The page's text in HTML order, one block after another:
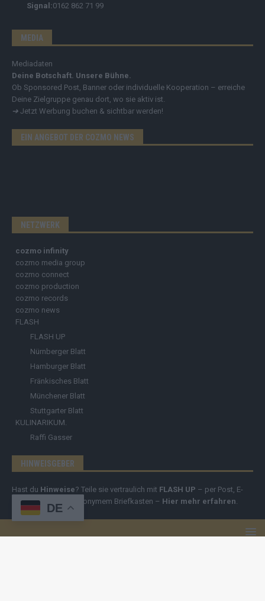
Signal:0162 862 71 99
MEDIA
Mediadaten
Deine Botschaft. Unsere Bühne.
Ob Sponsored Post, Banner oder individuelle Kooperation – erreiche
Deine Zielgruppe genau dort, wo sie aktiv ist.
➔ Jetzt Werbung buchen & sichtbar werden!
EIN ANGEBOT DER COZMO NEWS
NETZWERK
cozmo infinity
cozmo media group
cozmo connect
cozmo production
cozmo records
cozmo news
FLASH
FLASH UP
Nürnberger Blatt
Hamburger Blatt
Fränkisches Blatt
Münchener Blatt
Stuttgarter Blatt
KULINARIKUM.
Raffi Gasser
HINWEISGEBER
Hast du Hinweise? Teile sie vertraulich mit FLASH UP – per Post, E-
Mail, Telefon oder anonymem Briefkasten – Hier mehr erfahren.
DE